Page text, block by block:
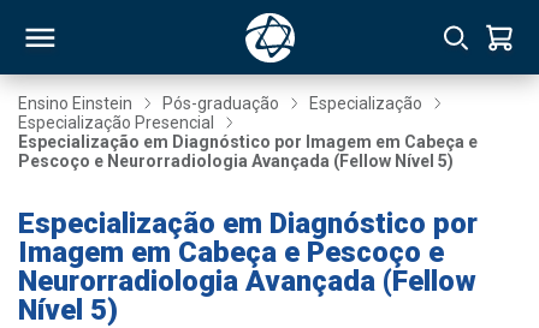
Ensino Einstein Pós-graduação
Especialização
Especialização Presencial
Especialização em Diagnóstico por Imagem em Cabeça e
Pescoço e Neurorradiologia Avançada (Fellow Nível 5)
Especialização em Diagnóstico por
Imagem em Cabeça e Pescoço e
Neurorradiologia Avançada (Fellow
Nível 5)